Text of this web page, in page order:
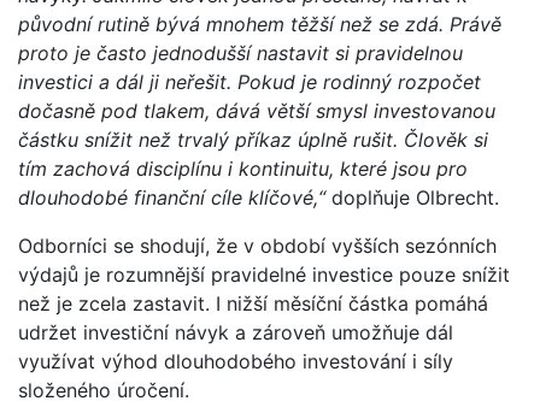
původní rutině bývá mnohem těžší než se zdá. Právě
proto je často jednodušší nastavit si pravidelnou
investici a dál ji neřešit. Pokud je rodinný rozpočet
dočasně pod tlakem, dává větší smysl investovanou
částku snížit než trvalý příkaz úplně rušit. Člověk si
tím zachová disciplínu i kontinuitu, které jsou pro
dlouhodobé finanční cíle klíčové,“doplňuje Olbrecht.
Odborníci se shodují, že v období vyšších sezónních
výdajů je rozumnější pravidelné investice pouze snížit
než je zcela zastavit. I nižší měsíční částka pomáhá
udržet investiční návyk a zároveň umožňuje dál
využívat výhod dlouhodobého investování i síly
složeného úročení.